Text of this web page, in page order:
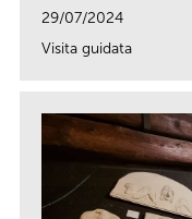
29/07/2024
Visita guidata